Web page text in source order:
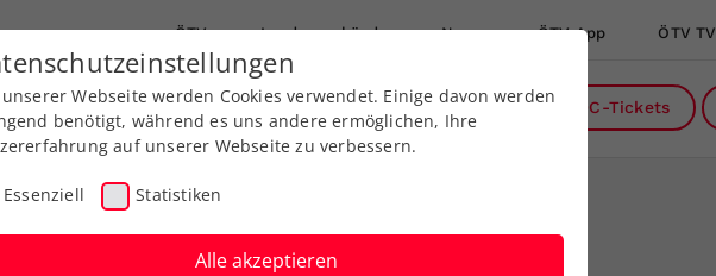
ÖTV Landesverbände News ÖTV App ÖTV TV
Ausbildung Services Über uns DC-Tickets
Webseite werden Cookies verwendet. Einige davon werden
benötigt, während es uns andere ermöglichen, Ihre
auf unserer Webseite zu verbessern.
Essenziell Statistiken
Alle akzeptieren